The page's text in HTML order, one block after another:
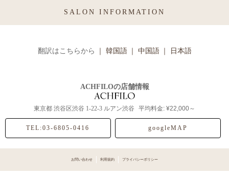
SALON INFORMATION
翻訳はこちらから ｜ 韓国語 ｜ 中国語 ｜ 日本語
ACHFILOの店舗情報
東京都 渋谷区渋谷 1-22-3 ルアン渋谷 平均料金: ¥22,000～
TEL:03-6805-0416 googleMAP
お問い合わせ 利用規約 プライバシーポリシー